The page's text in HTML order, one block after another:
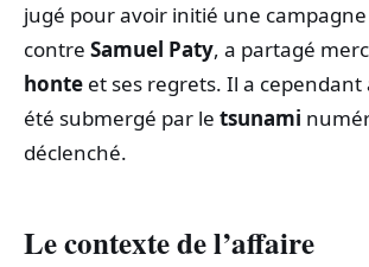
jugé pour avoir initié une
contre Samuel Paty, a partagé
honte et ses regrets. Il a cependant
été submergé par le tsunami
déclenché.
Le contexte de l’affaire